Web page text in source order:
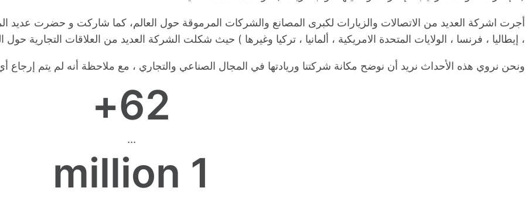
أجرت اشركة العديد من الاتصالات والزيارات لكبرى المصانع والشركات المرموقة حول العالم، كما شاركت و حضرت عديد
، إيطاليا ، فرنسا ، الولايات المتحدة الامريكية ، ألمانيا ، تركيا وغيرها ) حيث شكلت الشركة العديد من العلاقات التجارية
ونحن نروي هذه الأحداث نريد أن نوضح مكانة شركتنا وريادتها في المجال الصناعي والتجاري ، مع ملاحظة أنه لم يتم
...
62
+
1